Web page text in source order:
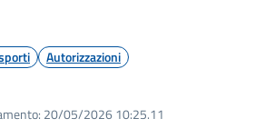
Autorizzazioni
20/05/2026 10:25.11